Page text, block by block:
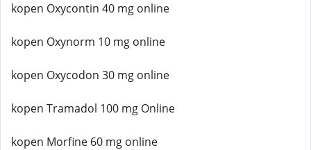
kopen Oxycontin 40 mg online
kopen Oxynorm 10 mg online
kopen Oxycodon 30 mg online
kopen Tramadol 100 mg Online
kopen Morfine 60 mg online